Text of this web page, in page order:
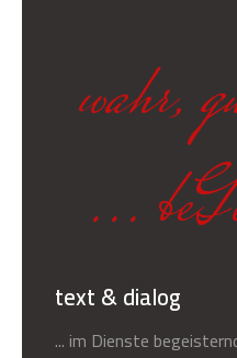
wahr,
...
text & dialog
... im Dienste